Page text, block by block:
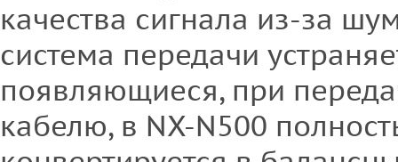
качества сигнала из-за
система передачи
появляющиеся, при
кабелю, в NX-N500